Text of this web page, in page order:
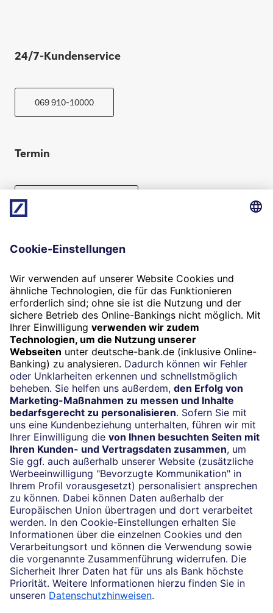
24/7-Kundenservice
069 910-10000
Termin
Folgen Sie uns
Widerruf
Vertrag widerrufen
Impressum
Konditionen und Preise
Rechtliche Hinweise
Datenschutz
Barrierefreiheit
Cookie-Einstellungen
Sicherheit und Technik
Notfallnummern